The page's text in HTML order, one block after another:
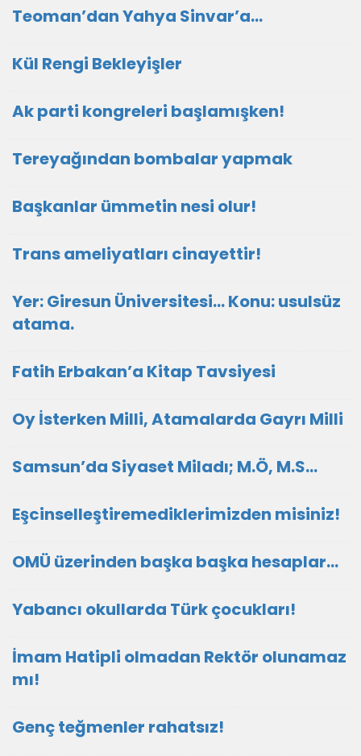
Teoman’dan Yahya Sinvar’a…
Kül Rengi Bekleyişler
Ak parti kongreleri başlamışken!
Tereyağından bombalar yapmak
Başkanlar ümmetin nesi olur!
Trans ameliyatları cinayettir!
Yer: Giresun Üniversitesi… Konu: usulsüz
atama.
Fatih Erbakan’a Kitap Tavsiyesi
Oy İsterken Milli, Atamalarda Gayrı Milli
Samsun’da Siyaset Miladı; M.Ö, M.S…
Eşcinselleştiremediklerimizden misiniz!
OMÜ üzerinden başka başka hesaplar…
Yabancı okullarda Türk çocukları!
İmam Hatipli olmadan Rektör olunamaz
mı!
Genç teğmenler rahatsız!